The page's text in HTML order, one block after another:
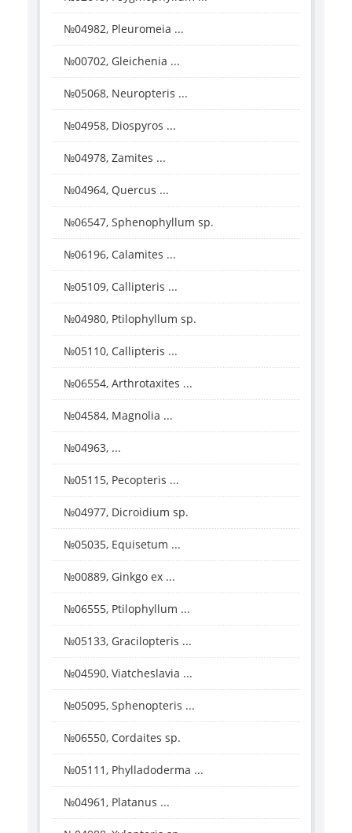
№04982, Pleuromeia ...
№00702, Gleichenia ...
№05068, Neuropteris ...
№04958, Diospyros ...
№04978, Zamites ...
№04964, Quercus ...
№06547, Sphenophyllum sp.
№06196, Calamites ...
№05109, Callipteris ...
№04980, Ptilophyllum sp.
№05110, Callipteris ...
№06554, Arthrotaxites ...
№04584, Magnolia ...
№04963, ...
№05115, Pecopteris ...
№04977, Dicroidium sp.
№05035, Equisetum ...
№00889, Ginkgo ex ...
№06555, Ptilophyllum ...
№05133, Gracilopteris ...
№04590, Viatcheslavia ...
№05095, Sphenopteris ...
№06550, Cordaites sp.
№05111, Phylladoderma ...
№04961, Platanus ...